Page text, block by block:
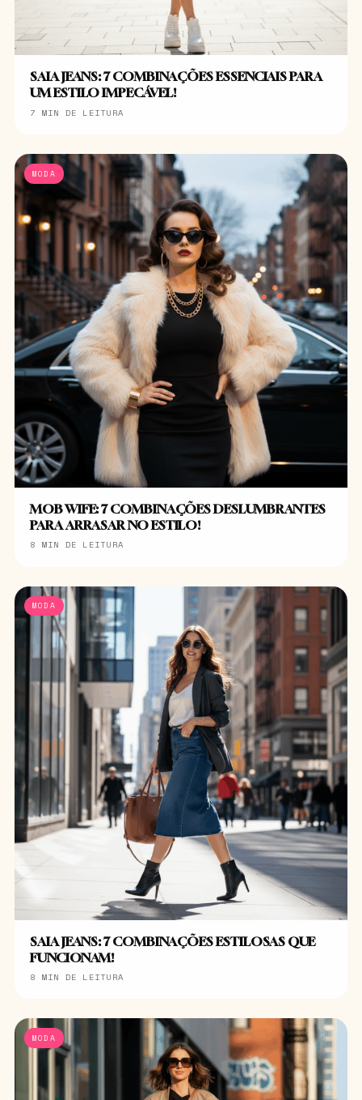
SAIA JEANS: 7 COMBINAÇÕES ESSENCIAIS PARA
UM ESTILO IMPECÁVEL!
7 MIN DE LEITURA
MODA
MOB WIFE: 7 COMBINAÇÕES DESLUMBRANTES
PARA ARRASAR NO ESTILO!
8 MIN DE LEITURA
MODA
SAIA JEANS: 7 COMBINAÇÕES ESTILOSAS QUE
FUNCIONAM!
8 MIN DE LEITURA
MODA